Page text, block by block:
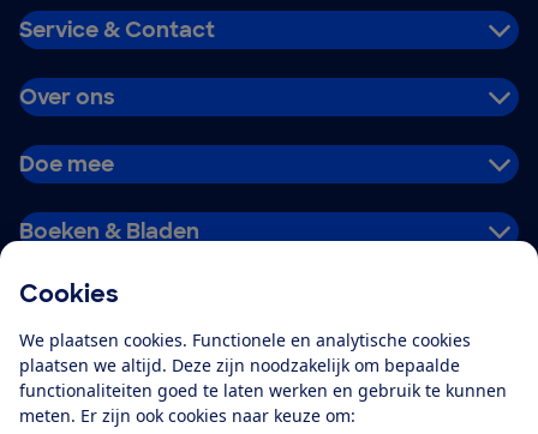
Cookies
We plaatsen cookies. Functionele en analytische cookies
plaatsen we altijd. Deze zijn noodzakelijk om bepaalde
functionaliteiten goed te laten werken en gebruik te kunnen
meten. Er zijn ook cookies naar keuze om:
Service & Contact
Over ons
Doe mee
Boeken & Bladen
Alles over de